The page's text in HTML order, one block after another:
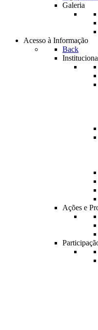
Galeria
Acesso à Informação
Back
Ações e